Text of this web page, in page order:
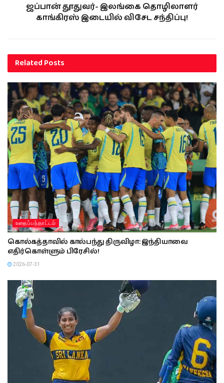
ஜப்பான் தூதுவர்- இலங்கை தொழிலாளர்
காங்கிரஸ் இடையில் விசேட சந்திப்பு!
RelatedPosts
உதைப்பந்தாட்டம்
கொல்கத்தாவில் கால்பந்து திருவிழா: இந்தியாவை
எதிர்கொள்ளும் பிரேசில்!
2026-07-31